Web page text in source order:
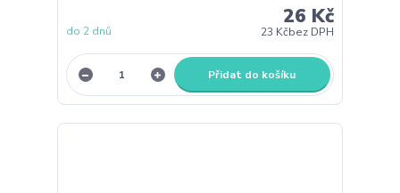
26 Kč
23 Kčbez DPH
do 2 dnů
Přidat do košíku